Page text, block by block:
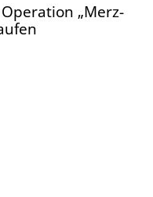
„Merz-